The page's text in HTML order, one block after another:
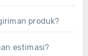
produk?
estimasi?